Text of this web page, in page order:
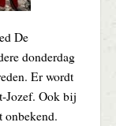
De
donderdag
Er wordt
Jozef. Ook bij
onbekend.